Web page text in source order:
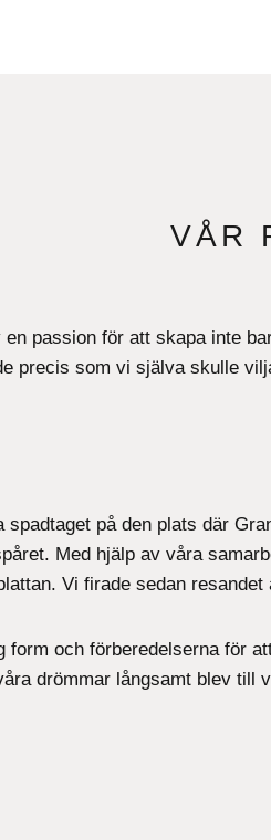
VÅR
passion för att skapa inte
precis som vi själva skulle
på den plats där
Med hjälp av våra
Vi firade sedan
och förberedelserna för
drömmar långsamt blev till